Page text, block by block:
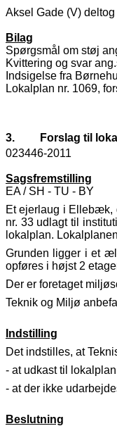
Aksel Gade (V)
Bilag
Spørgsmål om støj
Kvittering og svar
Indsigelse fra
Lokalplan nr. 1069,
3.
Forslag til
023446-2011
Sagsfremstilling
EA / SH - TU - BY
Et ejerlaug i Ellebæk,
nr. 33 udlagt til
lokalplan.
Grunden ligger i et
opføres i højst 2
Der er foretaget
Teknik og Miljø
Indstilling
Det indstilles, at
- at udkast til
- at der ikke
Beslutning